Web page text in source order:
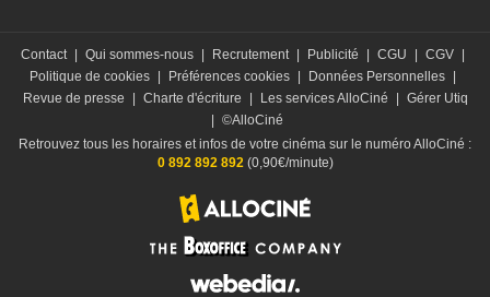
Contact | Qui sommes-nous | Recrutement | Publicité | CGU | CGV |
Politique de cookies | Préférences cookies | Données Personnelles |
Revue de presse
| Charte d'écriture | Les services AlloCiné | Gérer Utiq
| ©AlloCiné
Retrouvez tous les horaires et infos de votre cinéma sur le numéro AlloCiné :
0 892 892 892(0,90€/minute)